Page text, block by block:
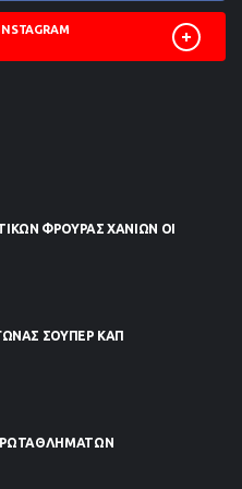
ΦΡΟΥΡΆΣ ΧΑΝΊΩΝ ΟΙ
ΣΟΥΠΕΡ ΚΑΠ